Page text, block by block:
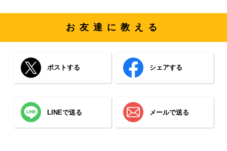
お友達に教える
ポストする シェアする
LINEで送る メールで送る